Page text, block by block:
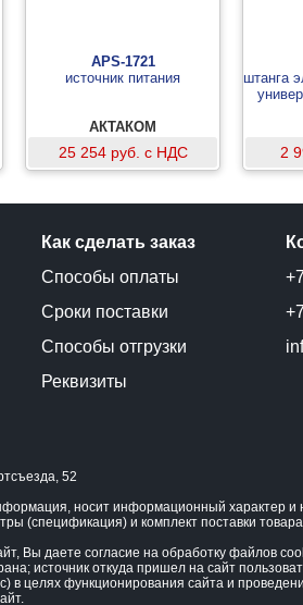
APS-1721
источник питания
АКТАКОМ
25 254 руб. с НДС
штанга
2
Как сделать заказ
Способы оплаты
Сроки поставки
Способы отгрузки
Реквизиты
52
носит информационный характер
(спецификация) и комплект поставки
Вы даете согласие на обработку файлов
источник откуда пришел на сайт
в целях функционирования сайта и